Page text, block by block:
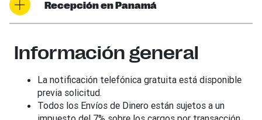
Recepción en Panamá
Información general
La notificación telefónica gratuita está disponible
previa solicitud.
Todos los Envíos de Dinero están sujetos a un